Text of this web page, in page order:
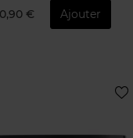
€ Ajouter